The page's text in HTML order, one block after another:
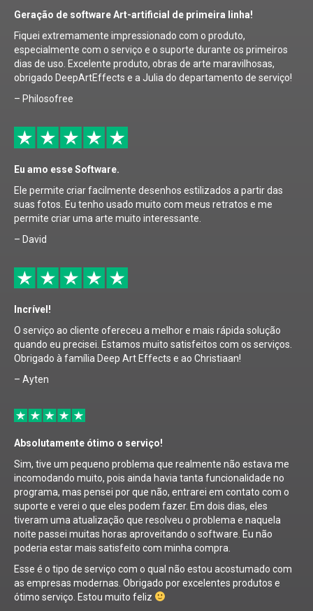
Geração de software Art-artificial de primeira linha!
Fiquei extremamente impressionado com o produto,
especialmente com o serviço e o suporte durante os primeiros
dias de uso. Excelente produto, obras de arte maravilhosas,
obrigado DeepArtEffects e a Julia do departamento de serviço!
– Philosofree
Eu amo esse Software.
Ele permite criar facilmente desenhos estilizados a partir das
suas fotos. Eu tenho usado muito com meus retratos e me
permite criar uma arte muito interessante.
– David
Incrível!
O serviço ao cliente ofereceu a melhor e mais rápida solução
quando eu precisei. Estamos muito satisfeitos com os serviços.
Obrigado à família Deep Art Effects e ao Christiaan!
– Ayten
Absolutamente ótimo o serviço!
Sim, tive um pequeno problema que realmente não estava me
incomodando muito, pois ainda havia tanta funcionalidade no
programa, mas pensei por que não, entrarei em contato com o
suporte e verei o que eles podem fazer. Em dois dias, eles
tiveram uma atualização que resolveu o problema e naquela
noite passei muitas horas aproveitando o software. Eu não
poderia estar mais satisfeito com minha compra.
Esse é o tipo de serviço com o qual não estou acostumado com
as empresas modernas. Obrigado por excelentes produtos e
ótimo serviço. Estou muito feliz